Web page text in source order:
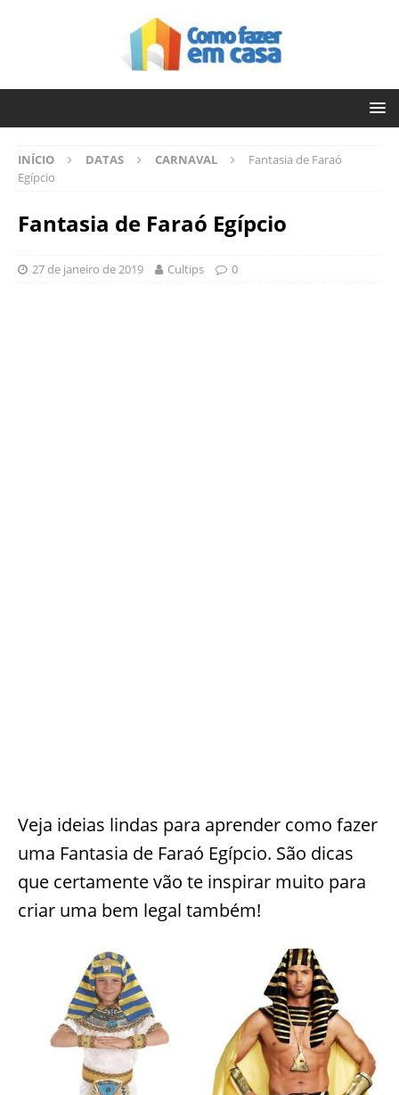
INÍCIO DATAS CARNAVAL
Fantasia de Faraó
Egípcio
Fantasia de Faraó Egípcio
27 de janeiro de 2019 Cultips 0
Veja ideias lindas para aprender como fazer
uma Fantasia de Faraó Egípcio. São dicas
que certamente vão te inspirar muito para
criar uma bem legal também!